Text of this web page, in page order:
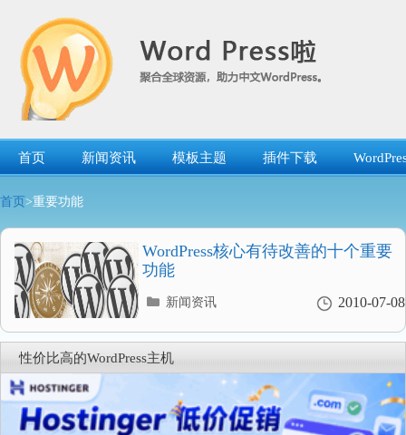
首页 新闻资讯 模板主题 插件下载
首页 >重要功能
WordPress核心有待改善的十个重要
功能
2010-07-08
分
录
新闻资讯
性价比高的WordPress主机